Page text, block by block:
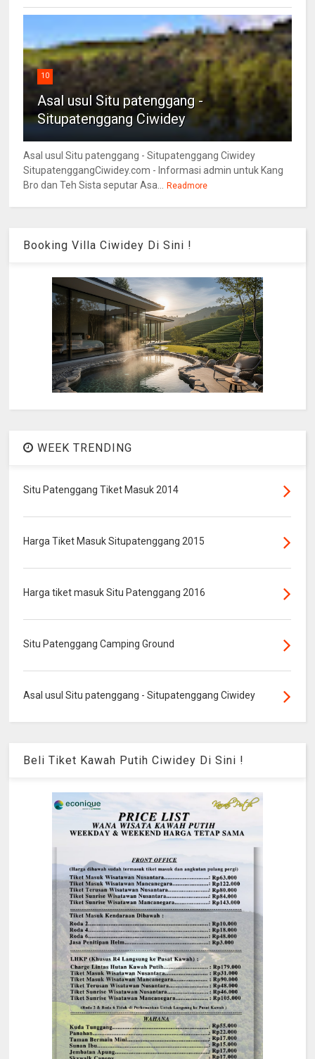
10
Asal usul Situ patenggang -
Situpatenggang Ciwidey
Asal usul Situ patenggang - Situpatenggang Ciwidey
SitupatenggangCiwidey.com - Informasi admin untuk Kang
Bro dan Teh Sista seputar Asa...
Readmore
Booking Villa Ciwidey Di Sini !
WEEK TRENDING
Situ Patenggang Tiket Masuk 2014
Harga Tiket Masuk Situpatenggang 2015
Harga tiket masuk Situ Patenggang 2016
Situ Patenggang Camping Ground
Asal usul Situ patenggang - Situpatenggang Ciwidey
Beli Tiket Kawah Putih Ciwidey Di Sini !